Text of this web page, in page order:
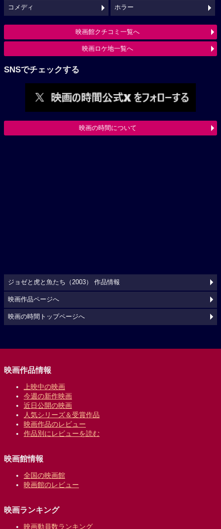
コメディ ホラー
映画館クチコミ一覧へ
映画ロケ地一覧へ
SNSでチェックする
映画の時間について
ジョゼと虎と魚たち（2003） 作品情報
映画作品ページへ
映画の時間トップページへ
映画作品情報
上映中の映画
今週の新作映画
近日公開の映画
人気シリーズ＆受賞作品
映画作品のレビュー
作品別にレビューを読む
映画館情報
全国の映画館
映画館のレビュー
映画ランキング
映画動員数ランキング